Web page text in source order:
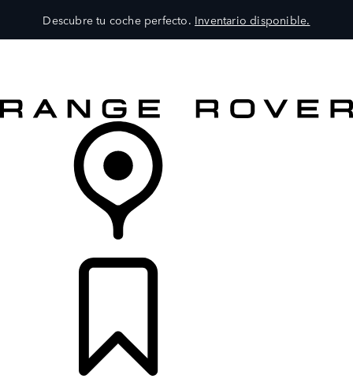
Descubre tu coche perfecto. Inventario disponible.